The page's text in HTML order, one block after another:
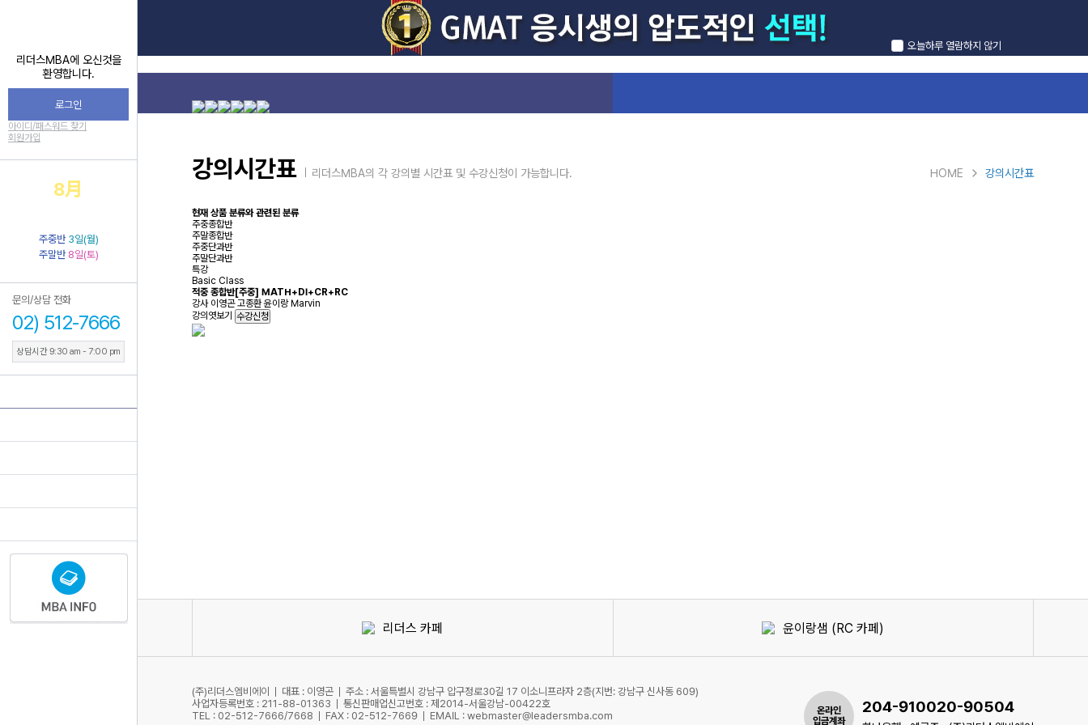
리더스MBA에 오신것을
환영합니다.
로그인
아이디/패스워드 찾기
회원가입
8月
주중반3일(월)
주말반8일(토)
문의/상담 전화
02) 512-7666
상담시간 9:30 am - 7:00 pm
abdicate
[ӕbdɪkeɪt]
v. 물러나다, 퇴위하다
abnormal
[ӕbnɔ:rml]
오늘하루 열람하지 않기
강의시간표 리더스MBA의 각 강의별 시간표 및 수강신청이 가능합니다. HOME 강의시간표
현재 상품 분류와 관련된 분류
주중종합반
주말종합반
주중단과반
주말단과반
특강
Basic Class
적중 종합반[주중] MATH+DI+CR+RC
강사이영곤 고종환 윤이랑 Marvin
강의엿보기
수강신청
리더스 카페 윤이랑샘 (RC 카페)
(주)리더스엠비에이 대표 : 이영곤
주소 : 서울특별시 강남구 압구정로30길 17 이소니프라자 2층(지번: 강남구 신사동 609)
사업자등록번호 : 211-88-01363
통신판매업신고번호 : 제2014-서울강남-00422호
TEL : 02-512-7666/7668
FAX : 02-512-7669 EMAIL : webmaster@leadersmba.com
온라인
입금계좌
204-910020-90504